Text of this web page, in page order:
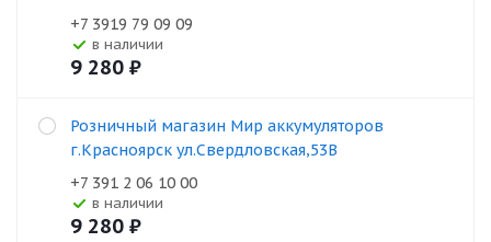
+7 3919 79 09 09
В наличии
9 280 ₽
Розничный магазин Мир аккумуляторов
г.Красноярск ул.Свердловская,53В
+7 391 2 06 10 00
В наличии
9 280 ₽